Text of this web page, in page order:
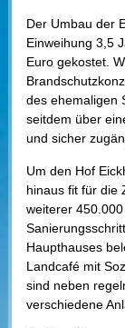
Der Umbau der
Einweihung 3,5
Euro gekostet.
des ehemaligen
seitdem über
und sicher
Um den Hof
hinaus fit für die
weiterer
Haupthauses
Landcafé mit
sind neben
verschiedene